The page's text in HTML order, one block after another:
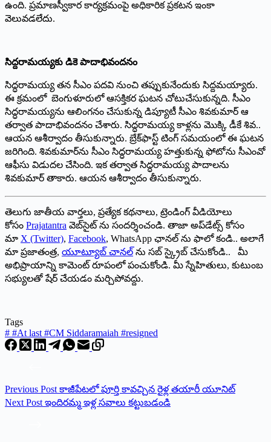
ఉంది. ప్రమాణస్వీకార కార్యక్రమంపై అధికారిక ప్రకటన ఇంకా
వెలువడలేదు.
సిద్దరామయ్యకు డికె పాదాభివందనం
సిద్ధరామయ్య తన సీఎం పదవి నుంచి తప్పుకునేందుకు సిద్దమయ్యారు.
ఈ క్రమంలో బెంగుళూరులో ఆసక్తికర ఘటన చోటుచేసుకున్నది. సీఎం
సిద్ధరామయ్యను ఆలింగనం చేసుకున్న డిప్యూటీ సీఎం శివకుమార్‌ ఆ
‌తర్వాత పాదాభివందనం చేశారు. సిద్ధరామయ్య కాళ్లను మొక్కి డీకే శివ..
ఆయన ఆశీర్వాదం తీసుకున్నారు. బ్రేక్‌ఫాస్ట్ ‌టింగ్‌ ‌సమయంలో ఈ ఘటన
జరిగింది. శివకుమార్‌ను సీఎం సిద్ధరామయ్య హత్తుకున్న ఫోటోను సీఎంవో
ఆఫీసు విడుద‌ల‌ చేసింది. ఇక తర్వాత సిద్ధరామయ్య పాదాలను
శివకుమార్‌ ‌తాకారు. ఆయన ఆశీర్వాదం తీసుకున్నారు.
తెలుగు జాతీయ వార్తలు, ప్రత్యేక కథనాలు, ట్రెండింగ్ వీడియోలు
కోసం Prajatantra వెబ్‌సైట్ ను సందర్శించండి. తాజా అప్‌డేట్స్ కోసం
మా X (Twitter), Facebook, WhatsApp ఛానల్ ను ఫాలో కండి.. అలాగే
మా ప్రజాతంత్ర, యూట్యూబ్ చానల్ ను సబ్ స్క్రైబ్ చేసుకోండి.. మీ
అభిప్రాయాన్ని కామెంట్ రూపంలో పంచుకోండి. మీ స్నేహితులు, కుటుంబ
సభ్యులతో షేర్ చేయడం మర్చిపోవద్దు.
Tags
# #At last #CM Siddaramaiah #resigned
Previous Post కాజీపేటలో పూర్తి కావచ్చిన రైళ్ల తయారీ యూనిట్
Next Post ఇందిరమ్మ ఇళ్ల సవాలు కట్టుబడండి